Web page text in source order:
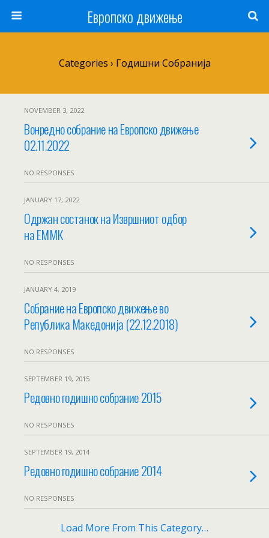
Европско движење
Categories › Годишни Собранија
NOVEMBER 3, 2022
Вонредно собрание на Европско движење
02.11.2022
NO RESPONSES
JANUARY 17, 2022
Одржан состанок на Извршниот одбор
на ЕММК
NO RESPONSES
JANUARY 4, 2019
Собрание на Европско движење во
Република Македонија (22.12.2018)
NO RESPONSES
SEPTEMBER 19, 2015
Редовно годишно собрание 2015
NO RESPONSES
SEPTEMBER 19, 2014
Редовно годишно собрание 2014
NO RESPONSES
Load More From This Category…